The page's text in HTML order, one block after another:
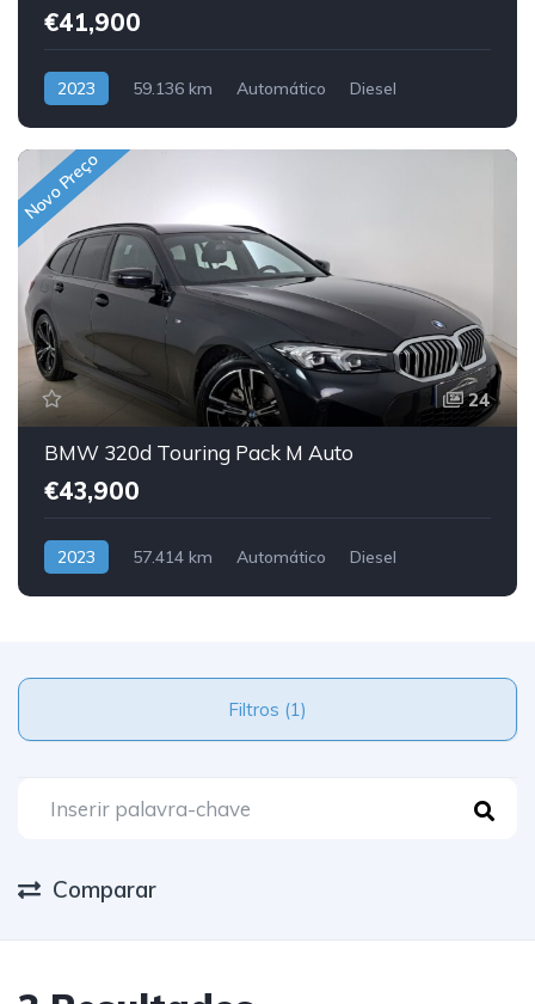
€41,900
2023 59.136 km Automático
Diesel
Novo Preço
24
BMW 320d Touring Pack M Auto
€43,900
2023 57.414 km Automático
Diesel
Filtros (1)
Comparar